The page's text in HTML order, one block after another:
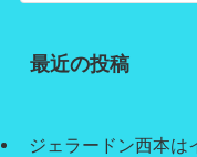
最近の投稿
ジェラードン西本は